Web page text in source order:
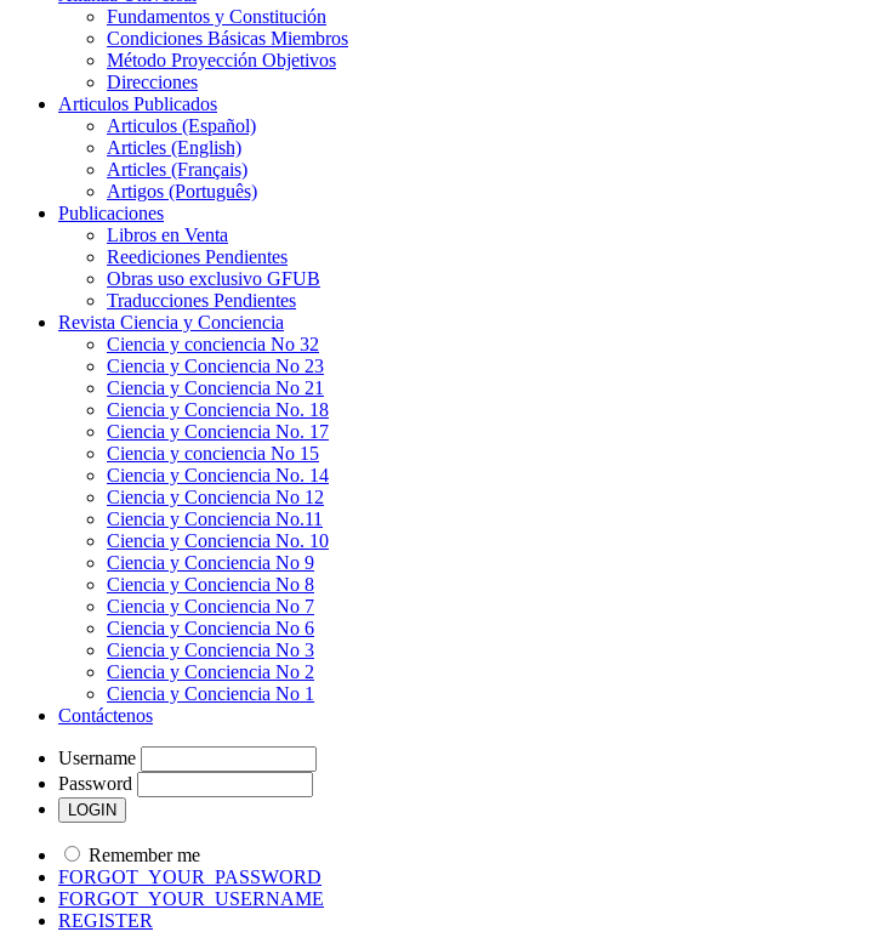
Fundamentos y Constitución
Condiciones Básicas Miembros
Método Proyección Objetivos
Direcciones
Articulos Publicados
Articulos (Español)
Articles (English)
Articles (Français)
Artigos (Português)
Publicaciones
Libros en Venta
Reediciones Pendientes
Obras uso exclusivo GFUB
Traducciones Pendientes
Revista Ciencia y Conciencia
Ciencia y conciencia No 32
Ciencia y Conciencia No 23
Ciencia y Conciencia No 21
Ciencia y Conciencia No. 18
Ciencia y Conciencia No. 17
Ciencia y conciencia No 15
Ciencia y Conciencia No. 14
Ciencia y Conciencia No 12
Ciencia y Conciencia No.11
Ciencia y Conciencia No. 10
Ciencia y Conciencia No 9
Ciencia y Conciencia No 8
Ciencia y Conciencia No 7
Ciencia y Conciencia No 6
Ciencia y Conciencia No 3
Ciencia y Conciencia No 2
Ciencia y Conciencia No 1
Contáctenos
Username
Password
Remember me
FORGOT_YOUR_PASSWORD
FORGOT_YOUR_USERNAME
REGISTER